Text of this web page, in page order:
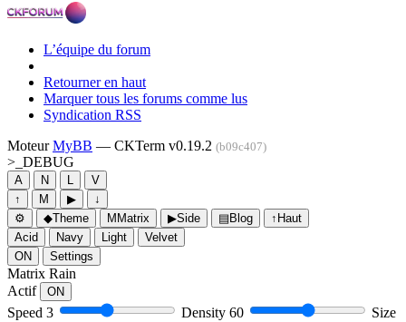
L’équipe du forum
Retourner en haut
Marquer tous les forums comme lus
Syndication RSS
MoteurMyBB — CKTerm v0.19.2 (b09c407)
>_ DEBUG
A N L
V
↑
M ▶
↓
⚙
◆Theme M Matrix ▶Side ▤Blog ↑ Haut
Acid
Navy Light
Velvet
ON
Settings
Matrix Rain
Actif
ON
Speed 3 Density 60
Size